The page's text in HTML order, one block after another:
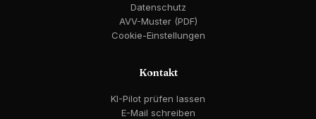
Datenschutz
AVV-Muster (PDF)
Cookie-Einstellungen
Kontakt
KI-Pilot prüfen lassen
E-Mail schreiben